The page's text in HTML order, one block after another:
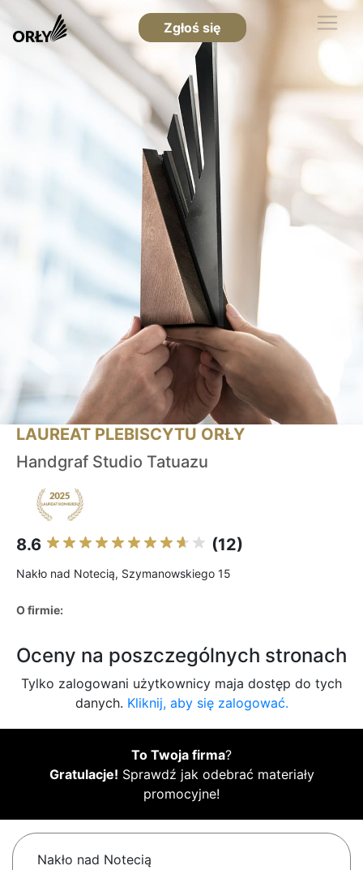
Zgłoś się
LAUREAT PLEBISCYTU ORŁY
Handgraf Studio Tatuazu
8.6 (12)
Nakło nad Notecią, Szymanowskiego 15
O firmie:
Oceny na poszczególnych stronach
Tylko zalogowani użytkownicy maja dostęp do tych
danych. Kliknij, aby się zalogować.
To Twoja firma?
Gratulacje! Sprawdź jak odebrać materiały
promocyjne!
Nakło nad Notecią